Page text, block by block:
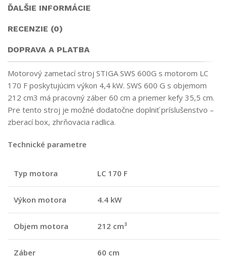
ĎALŠIE INFORMÁCIE
RECENZIE (0)
DOPRAVA A PLATBA
Motorový zametací stroj STIGA SWS 600G s motorom LC
170 F poskytujúcim výkon 4,4 kW. SWS 600 G s objemom
212 cm3 má pracovný záber 60 cm a priemer kefy 35,5 cm.
Pre tento stroj je možné dodatočne doplniť príslušenstvo –
zberací box, zhrňovacia radlica.
Technické parametre
Typ motora LC 170 F
Výkon motora 4.4 kW
Objem motora 212 cm³
Záber 60 cm